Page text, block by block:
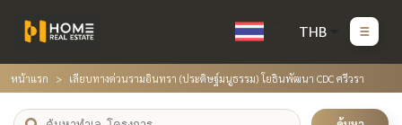
THB
หน้าแรก เลียบทางด่วนรามอินทรา (ประดิษฐ์มนูธรรม) โยธินพัฒนา CDC ศรีวรา